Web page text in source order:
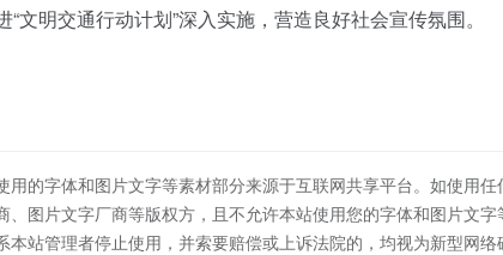
明交通行动计划”深入实施，营造良好社会宣传氛围。
用的字体和图片文字等素材部分来源于互联网共享平台。如使用
、图片文字厂商等版权方，且不允许本站使用您的字体和图片文
本站管理者停止使用，并索要赔偿或上诉法院的，均视为新型网